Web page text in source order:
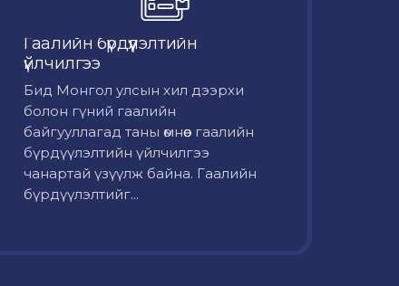
Гаалийн бүрдүүлэлтийн
үйлчилгээ
Бид Монгол улсын хил дээрхи
болон гүний гаалийн
байгууллагад таны өмнөөс гаалийн
бүрдүүлэлтийн үйлчилгээ
чанартай үзүүлж байна. Гаалийн
бүрдүүлэлтийг...